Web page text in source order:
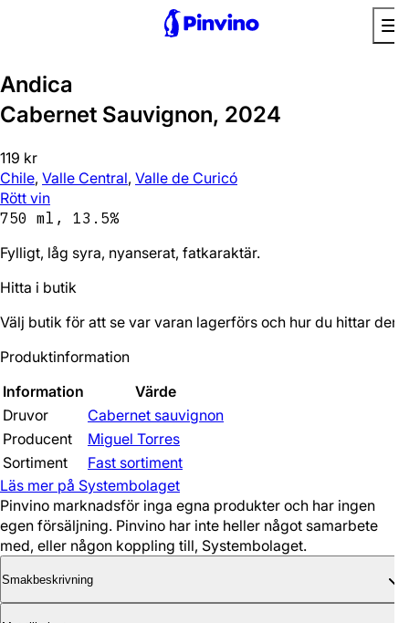
Andica
Cabernet Sauvignon, 2024
119 kr
Chile, Valle Central, Valle de Curicó
Rött vin
750 ml, 13.5%
Fylligt, låg syra, nyanserat, fatkaraktär.
Hitta i butik
Välj butik för att se var varan lagerförs och hur du hittar den.
Produktinformation
Information
Värde
Druvor
Cabernet sauvignon
Producent
Miguel Torres
Sortiment
Fast sortiment
Läs mer på Systembolaget
Pinvino marknadsför inga egna produkter och har ingen
egen försäljning. Pinvino har inte heller något samarbete
med, eller någon koppling till, Systembolaget.
Smakbeskrivning